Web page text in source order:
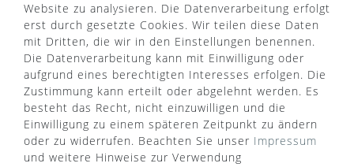
WUSSTEN SIE SCHON?
Website zu analysieren. Die Datenverarbeitung erfolgt
erst durch gesetzte Cookies. Wir teilen diese Daten
mit Dritten, die wir in den Einstellungen benennen.
Die Datenverarbeitung kann mit Einwilligung oder
aufgrund eines berechtigten Interesses erfolgen. Die
Zustimmung kann erteilt oder abgelehnt werden. Es
besteht das Recht, nicht einzuwilligen und die
Einwilligung zu einem späteren Zeitpunkt zu ändern
oder zu widerrufen. Beachten Sie unser Impressum
und weitere Hinweise zur Verwendung